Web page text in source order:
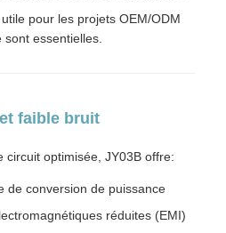
pour les projets OEM/ODM
essentielles.
faible bruit
circuit optimisée, JY03B offre:
de conversion de puissance
réduites (EMI)